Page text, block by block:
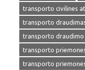
transporto civilines
transporto
transporto draudimo
transporto
transporto